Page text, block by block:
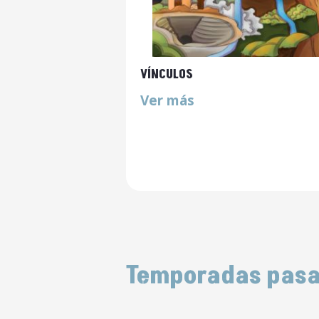
VÍNCULOS
Ver más
Temporadas